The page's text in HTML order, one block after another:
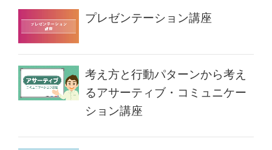
プレゼンテーション講座
考え方と行動パターンから考え
るアサーティブ・コミュニケー
ション講座